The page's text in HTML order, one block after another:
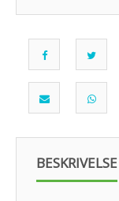
BESKRIVELSE